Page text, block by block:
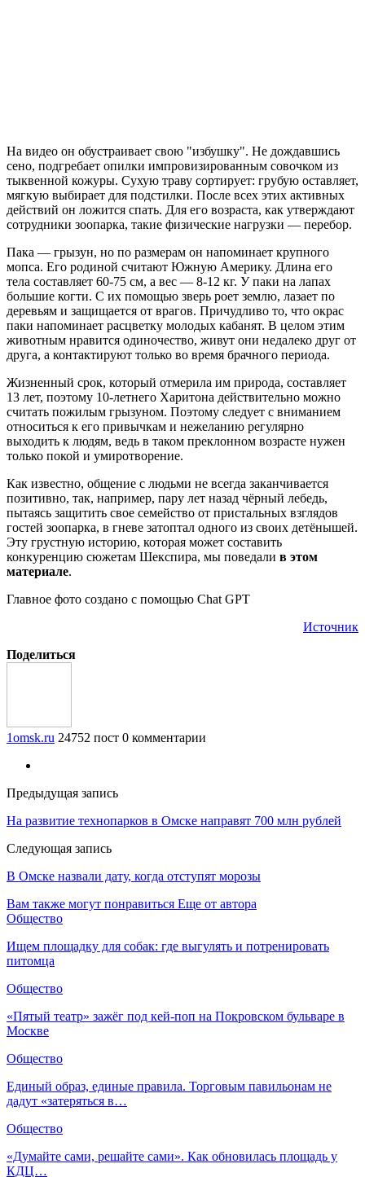
На видео он обустраивает свою "избушку". Не дождавшись
сено, подгребает опилки импровизированным совочком из
тыквенной кожуры. Сухую траву сортирует: грубую оставляет,
мягкую выбирает для подстилки. После всех этих активных
действий он ложится спать. Для его возраста, как утверждают
сотрудники зоопарка, такие физические нагрузки — перебор.
Пака — грызун, но по размерам он напоминает крупного
мопса. Его родиной считают Южную Америку. Длина его
тела составляет 60-75 см, а вес — 8-12 кг. У паки на лапах
большие когти. С их помощью зверь роет землю, лазает по
деревьям и защищается от врагов. Причудливо то, что окрас
паки напоминает расцветку молодых кабанят. В целом этим
животным нравится одиночество, живут они недалеко друг от
друга, а контактируют только во время брачного периода.
Жизненный срок, который отмерила им природа, составляет
13 лет, поэтому 10-летнего Харитона действительно можно
считать пожилым грызуном. Поэтому следует с вниманием
относиться к его привычкам и нежеланию регулярно
выходить к людям, ведь в таком преклонном возрасте нужен
только покой и умиротворение.
Как известно, общение с людьми не всегда заканчивается
позитивно, так, например, пару лет назад чёрный лебедь,
пытаясь защитить свое семейство от пристальных взглядов
гостей зоопарка, в гневе затоптал одного из своих детёнышей.
Эту грустную историю, которая может составить
конкуренцию сюжетам Шекспира, мы поведали в этом
материале.
Главное фото создано с помощью Chat GPT
Источник
Поделиться
1omsk.ru 24752 пост 0 комментарии
Предыдущая запись
На развитие технопарков в Омске направят 700 млн рублей
Следующая запись
В Омске назвали дату, когда отступят морозы
Вам также могут понравиться Еще от автора
Общество
Ищем площадку для собак: где выгулять и потренировать
питомца
Общество
«Пятый театр» зажёг под кей-поп на Покровском бульваре в
Москве
Общество
Единый образ, единые правила. Торговым павильонам не
дадут «затеряться в…
Общество
«Думайте сами, решайте сами». Как обновилась площадь у
КДЦ…